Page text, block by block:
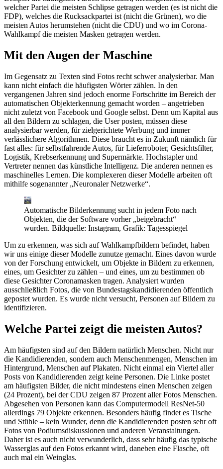
welcher Partei die meisten Schlipse getragen werden (es ist nicht die
FDP), welches die Rucksackpartei ist (nicht die Grünen), wo die
meisten Autos herumstehen (nicht die CDU) und wo im Corona-
Wahlkampf die meisten Masken getragen werden.
Mit den Augen der Maschine
Im Gegensatz zu Texten sind Fotos recht schwer analysierbar. Man
kann nicht einfach die häufigsten Wörter zählen. In den
vergangenen Jahren sind jedoch enorme Fortschritte im Bereich der
automatischen Objekterkennung gemacht worden – angetrieben
nicht zuletzt von Facebook und Google selbst. Denn um Kapital aus
all den Bildern zu schlagen, die User posten, müssen diese
analysierbar werden, für zielgerichtete Werbung und immer
verlässlichere Algorithmen. Diese braucht es in Zukunft nämlich für
fast alles: für selbstfahrende Autos, für Lieferroboter, Gesichtsfilter,
Logistik, Krebserkennung und Supermärkte. Hochstapler und
Vertreter nennen das künstliche Intelligenz. Die anderen nennen es
maschinelles Lernen. Die komplexeren dieser Modelle arbeiten oft
mithilfe sogenannter „Neuronaler Netzwerke“.
Automatische Bilderkennung sucht in jedem Foto nach
Objekten, die der Software vorher „beigebracht“
wurden. Bildquelle: Instagram, Grafik: Tagesspiegel
Um zu erkennen, was sich auf Wahlkampfbildern befindet, haben
wir uns einige dieser Modelle zunutze gemacht. Eines davon wurde
von der Forschung entwickelt, um Objekte in Bildern zu erkennen,
eines, um Gesichter zu zählen – und eines, um zu bestimmen ob
diese Gesichter Coronamasken tragen. Analysiert wurden
ausschließlich Fotos, die von Bundestagskandidierenden öffentlich
gepostet wurden. Es wurde nicht versucht, Personen auf Bildern zu
identifizieren.
Welche Partei zeigt die meisten Autos?
Am häufigsten sind auf den Bildern natürlich Menschen. Nicht nur
die Kandidierenden, sondern auch Menschenmengen, Menschen im
Hintergrund, Menschen auf Plakaten. Nicht einmal ein Viertel aller
Posts von Kandidierenden zeigt keine Personen. Die Linke postet
am häufigsten Bilder, die nicht mindestens einen Menschen zeigen
(24 Prozent), bei der CDU zeigen 87 Prozent aller Fotos Menschen.
Abgesehen von Personen kann das Computermodell ResNet-50
allerdings 79 Objekte erkennen. Besonders häufig findet es Tische
und Stühle – kein Wunder, denn die Kandidierenden posten sehr oft
Fotos von Podiumsdiskussionen und anderen Veranstaltungen.
Daher ist es auch nicht verwunderlich, dass sehr häufig das typische
Wasserglas auf den Fotos erkannt wird, daneben eine Flasche, oft
auch mal ein Weinglas.